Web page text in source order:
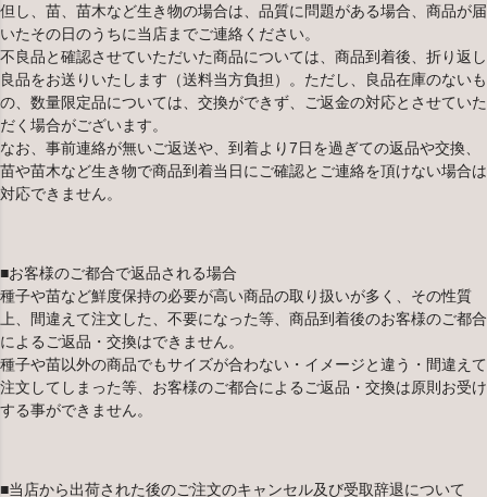
但し、苗、苗木など生き物の場合は、品質に問題がある場合、商品が届
いたその日のうちに当店までご連絡ください。
不良品と確認させていただいた商品については、商品到着後、折り返し
良品をお送りいたします（送料当方負担）。ただし、良品在庫のないも
の、数量限定品については、交換ができず、ご返金の対応とさせていた
だく場合がございます。
なお、事前連絡が無いご返送や、到着より7日を過ぎての返品や交換、
苗や苗木など生き物で商品到着当日にご確認とご連絡を頂けない場合は
対応できません。
■お客様のご都合で返品される場合
種子や苗など鮮度保持の必要が高い商品の取り扱いが多く、その性質
上、間違えて注文した、不要になった等、商品到着後のお客様のご都合
によるご返品・交換はできません。
種子や苗以外の商品でもサイズが合わない・イメージと違う・間違えて
注文してしまった等、お客様のご都合によるご返品・交換は原則お受け
する事ができません。
■当店から出荷された後のご注文のキャンセル及び受取辞退について